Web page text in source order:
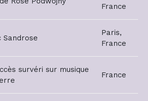
France
Sandrose
Paris,
France
survéri sur musique
France